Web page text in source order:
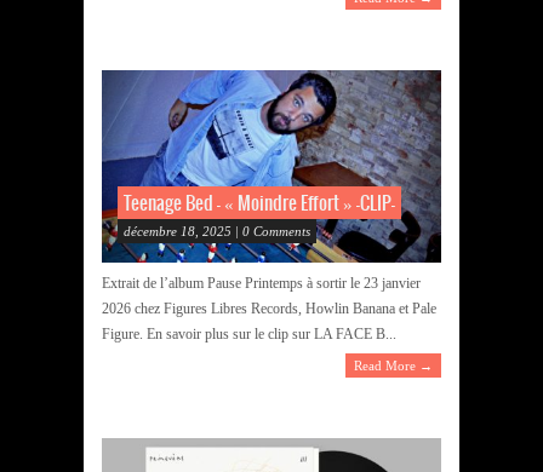
Teenage Bed – « Moindre Effort » -CLIP-
décembre 18, 2025 | 0 Comments
Extrait de l’album Pause Printemps à sortir le 23 janvier
2026 chez Figures Libres Records, Howlin Banana et Pale
Figure. En savoir plus sur le clip sur LA FACE B...
Read More →